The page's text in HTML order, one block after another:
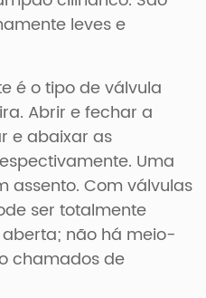
leves e
é o tipo de válvula
Abrir e fechar a
e abaixar as
Uma
assento. Com válvulas
ser totalmente
não há meio-
chamados de